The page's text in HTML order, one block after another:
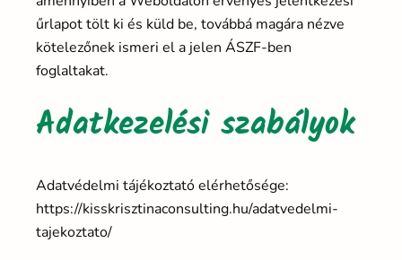
űrlapot tölt ki és küld be, továbbá magára nézve
kötelezőnek ismeri el a jelen ÁSZF-ben
foglaltakat.
Adatkezelési szabályok
Adatvédelmi tájékoztató elérhetősége:
https://kisskrisztinaconsulting.hu/adatvedelmi-
tajekoztato/